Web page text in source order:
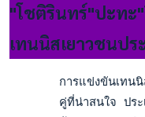
"โชติรินทร์"ปะท
เทนนิสเยาวชนปร
การแข่งขันเทน
คู่ที่น่าสนใจ ปร